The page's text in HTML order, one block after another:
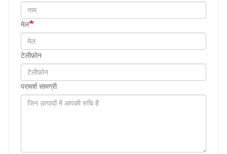
मेल
टेलीफ़ोन
परामर्श सामग्री